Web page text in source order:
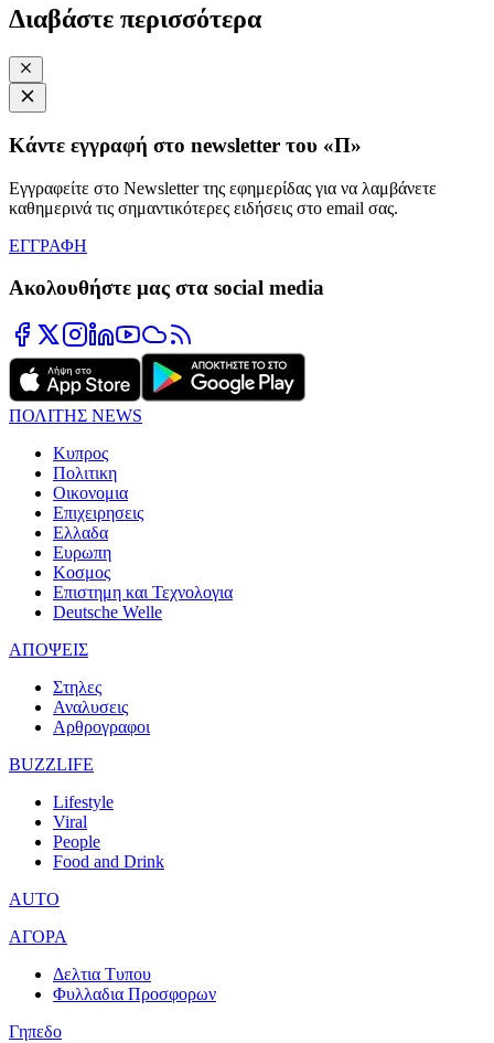
Διαβάστε περισσότερα
Κάντε εγγραφή στο newsletter του «Π»
Εγγραφείτε στο Newsletter της εφημερίδας για να λαμβάνετε
καθημερινά τις σημαντικότερες ειδήσεις στο email σας.
ΕΓΓΡΑΦΗ
Ακολουθήστε μας στα social media
ΠΟΛΙΤΗΣ NEWS
Κυπρος
Πολιτικη
Οικονομια
Επιχειρησεις
Ελλαδα
Ευρωπη
Κοσμος
Επιστημη και Τεχνολογια
Deutsche Welle
ΑΠΟΨΕΙΣ
Στηλες
Αναλυσεις
Αρθρογραφοι
BUZZLIFE
Lifestyle
Viral
People
Food and Drink
AUTO
ΑΓΟΡΑ
Δελτια Τυπου
Φυλλαδια Προσφορων
Γηπεδο